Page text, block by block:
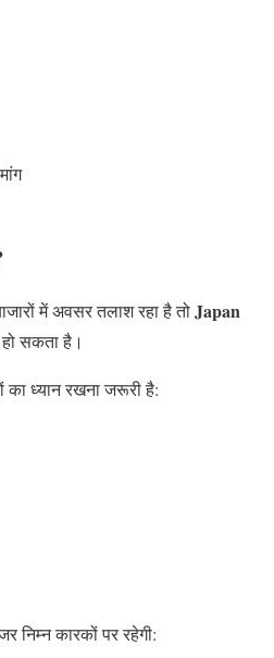
में अवसर तलाश रहा है तोJapan
सकता है।
का ध्यान रखना जरूरी है:
निम्न कारकों पर रहेगी: